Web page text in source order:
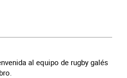
al equipo de rugby galés